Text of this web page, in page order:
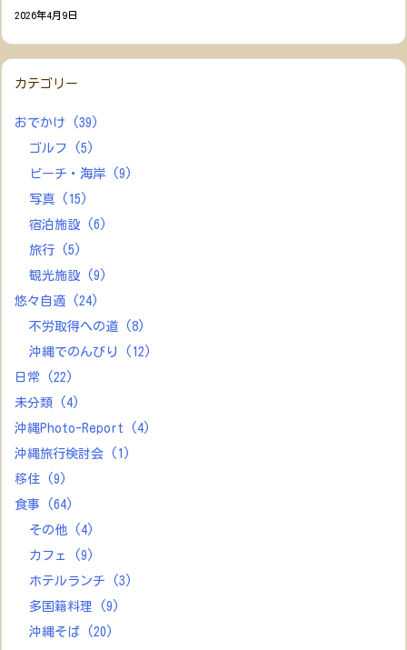
2026年4月9日
カテゴリー
おでかけ
(39)
ゴルフ
(5)
ビーチ・海岸
(9)
写真
(15)
宿泊施設
(6)
旅行
(5)
観光施設
(9)
悠々自適
(24)
不労取得への道
(8)
沖縄でのんびり
(12)
日常
(22)
未分類
(4)
沖縄Photo-Report
(4)
沖縄旅行検討会
(1)
移住
(9)
食事
(64)
その他
(4)
カフェ
(9)
ホテルランチ
(3)
多国籍料理
(9)
沖縄そば
(20)